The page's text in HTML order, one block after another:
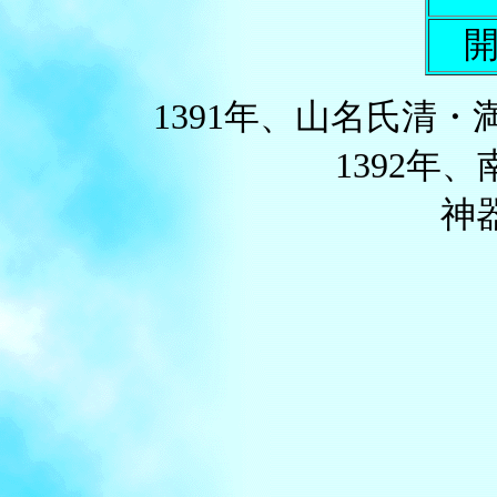
1391年、山名氏清
1392年、
神